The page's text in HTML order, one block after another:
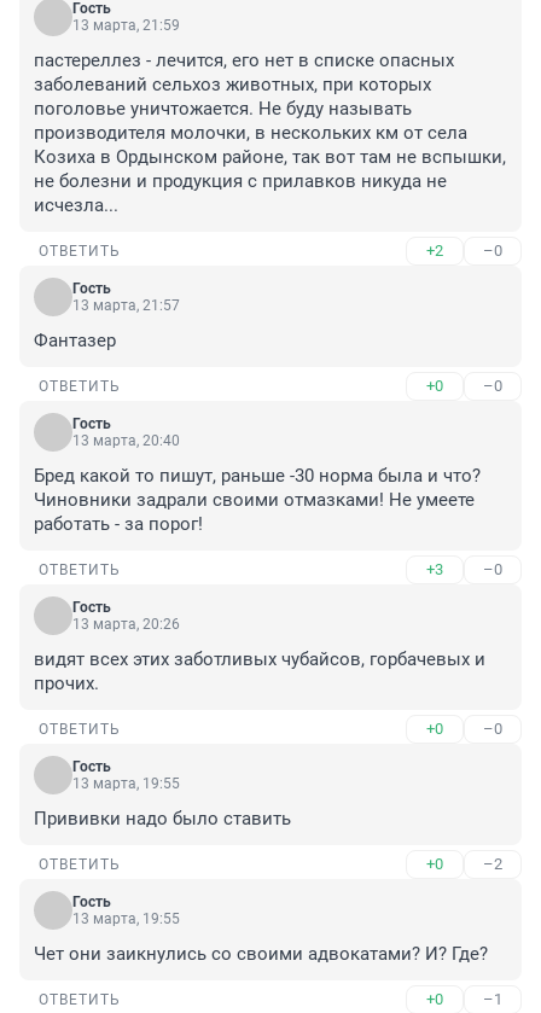
Гость
13 марта, 21:59
пастереллез - лечится, его нет в списке опасных
заболеваний сельхоз животных, при которых
поголовье уничтожается. Не буду называть
производителя молочки, в нескольких км от села
Козиха в Ордынском районе, так вот там не вспышки,
не болезни и продукция с прилавков никуда не
исчезла...
ОТВЕТИТЬ +2 –0
Гость
13 марта, 21:57
Фантазер
ОТВЕТИТЬ +0 –0
Гость
13 марта, 20:40
Бред какой то пишут, раньше -30 норма была и что?
Чиновники задрали своими отмазками! Не умеете
работать - за порог!
ОТВЕТИТЬ +3 –0
Гость
13 марта, 20:26
видят всех этих заботливых чубайсов, горбачевых и
прочих.
ОТВЕТИТЬ +0 –0
Гость
13 марта, 19:55
Прививки надо было ставить
ОТВЕТИТЬ +0 –2
Гость
13 марта, 19:55
Чет они заикнулись со своими адвокатами? И? Где?
ОТВЕТИТЬ +0 –1